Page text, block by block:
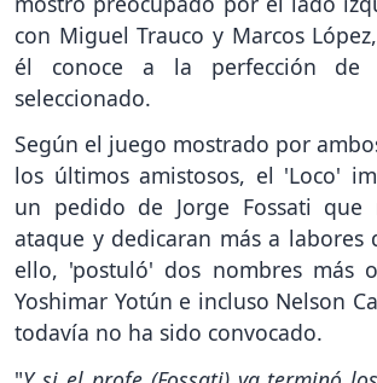
con Miguel Trauco y Marcos
él conoce a la perfección de
seleccionado.
Según el juego mostrado por
los últimos amistosos, el 'Loco'
un pedido de Jorge Fossati que
ataque y dedicaran más a labores
ello, 'postuló' dos nombres más
Yoshimar Yotún e incluso Nelson
todavía no ha sido convocado.